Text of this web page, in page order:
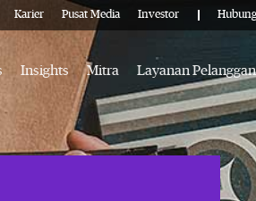
Karier Pusat Media Investor
Insights Mitra Layanan Pelanggan